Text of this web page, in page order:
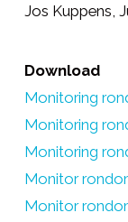
Jos Kuppens,
Download
Monitoring
Monitoring
Monitoring
Monitor
Monitor